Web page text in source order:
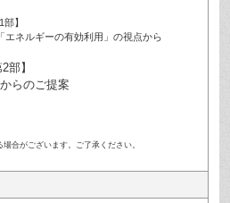
】
エネルギーの有効利用」の視点から
部】
らのご提案
合がございます。ご了承ください。